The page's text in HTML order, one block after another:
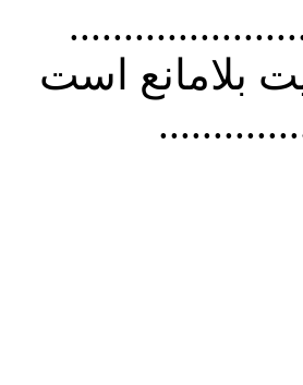
استفاده از
بلامانع است